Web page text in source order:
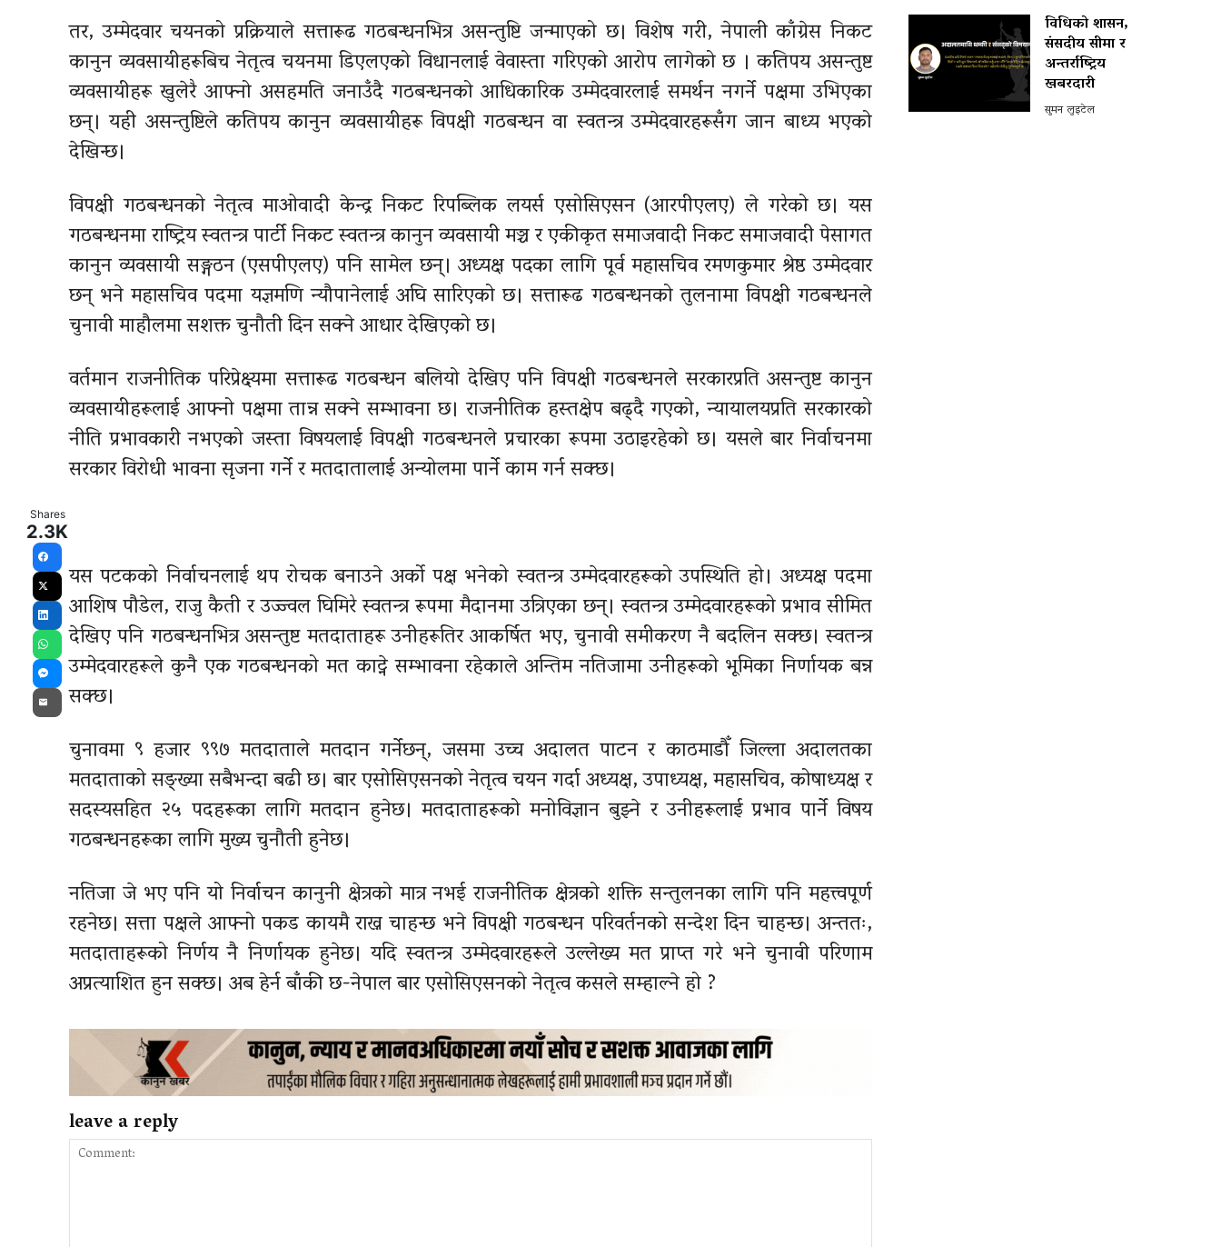
तर, उम्मेदवार चयनको प्रक्रियाले सत्तारूढ गठबन्धनभित्र असन्तुष्टि जन्माएको छ। विशेष गरी, नेपाली काँग्रेस निकट
कानुन व्यवसायीहरूबिच नेतृत्व चयनमा डिएलएको विधानलाई वेवास्ता गरिएको आरोप लागेको छ । कतिपय असन्तुष्ट
व्यवसायीहरू खुलेरै आफ्नो असहमति जनाउँदै गठबन्धनको आधिकारिक उम्मेदवारलाई समर्थन नगर्ने पक्षमा उभिएका
छन्। यही असन्तुष्टिले कतिपय कानुन व्यवसायीहरू विपक्षी गठबन्धन वा स्वतन्त्र उम्मेदवारहरूसँग जान बाध्य भएको
देखिन्छ।
विपक्षी गठबन्धनको नेतृत्व माओवादी केन्द्र निकट रिपब्लिक लयर्स एसोसिएसन (आरपीएलए) ले गरेको छ। यस
गठबन्धनमा राष्ट्रिय स्वतन्त्र पार्टी निकट स्वतन्त्र कानुन व्यवसायी मञ्च र एकीकृत समाजवादी निकट समाजवादी पेसागत
कानुन व्यवसायी सङ्गठन (एसपीएलए) पनि सामेल छन्। अध्यक्ष पदका लागि पूर्व महासचिव रमणकुमार श्रेष्ठ उम्मेदवार
छन् भने महासचिव पदमा यज्ञमणि न्यौपानेलाई अघि सारिएको छ। सत्तारूढ गठबन्धनको तुलनामा विपक्षी गठबन्धनले
चुनावी माहौलमा सशक्त चुनौती दिन सक्ने आधार देखिएको छ।
वर्तमान राजनीतिक परिप्रेक्ष्यमा सत्तारूढ गठबन्धन बलियो देखिए पनि विपक्षी गठबन्धनले सरकारप्रति असन्तुष्ट कानुन
व्यवसायीहरूलाई आफ्नो पक्षमा तान्न सक्ने सम्भावना छ। राजनीतिक हस्तक्षेप बढ्दै गएको, न्यायालयप्रति सरकारको
नीति प्रभावकारी नभएको जस्ता विषयलाई विपक्षी गठबन्धनले प्रचारका रूपमा उठाइरहेको छ। यसले बार निर्वाचनमा
सरकार विरोधी भावना सृजना गर्ने र मतदातालाई अन्योलमा पार्ने काम गर्न सक्छ।
यस पटकको निर्वाचनलाई थप रोचक बनाउने अर्को पक्ष भनेको स्वतन्त्र उम्मेदवारहरूको उपस्थिति हो। अध्यक्ष पदमा
आशिष पौडेल, राजु कैती र उज्ज्वल घिमिरे स्वतन्त्र रूपमा मैदानमा उत्रिएका छन्। स्वतन्त्र उम्मेदवारहरूको प्रभाव सीमित
देखिए पनि गठबन्धनभित्र असन्तुष्ट मतदाताहरू उनीहरूतिर आकर्षित भए, चुनावी समीकरण नै बदलिन सक्छ। स्वतन्त्र
उम्मेदवारहरूले कुनै एक गठबन्धनको मत काट्ने सम्भावना रहेकाले अन्तिम नतिजामा उनीहरूको भूमिका निर्णायक बन्न
सक्छ।
चुनावमा ९ हजार ९९७ मतदाताले मतदान गर्नेछन्, जसमा उच्च अदालत पाटन र काठमाडौँ जिल्ला अदालतका
मतदाताको सङ्ख्या सबैभन्दा बढी छ। बार एसोसिएसनको नेतृत्व चयन गर्दा अध्यक्ष, उपाध्यक्ष, महासचिव, कोषाध्यक्ष र
सदस्यसहित २५ पदहरूका लागि मतदान हुनेछ। मतदाताहरूको मनोविज्ञान बुझ्ने र उनीहरूलाई प्रभाव पार्ने विषय
गठबन्धनहरूका लागि मुख्य चुनौती हुनेछ।
नतिजा जे भए पनि यो निर्वाचन कानुनी क्षेत्रको मात्र नभई राजनीतिक क्षेत्रको शक्ति सन्तुलनका लागि पनि महत्त्वपूर्ण
रहनेछ। सत्ता पक्षले आफ्नो पकड कायमै राख्न चाहन्छ भने विपक्षी गठबन्धन परिवर्तनको सन्देश दिन चाहन्छ। अन्ततः,
मतदाताहरूको निर्णय नै निर्णायक हुनेछ। यदि स्वतन्त्र उम्मेदवारहरूले उल्लेख्य मत प्राप्त गरे भने चुनावी परिणाम
अप्रत्याशित हुन सक्छ। अब हेर्न बाँकी छ-नेपाल बार एसोसिएसनको नेतृत्व कसले सम्हाल्ने हो ?
leave a reply
विधिको शासन,
संसदीय सीमा र
अन्तर्राष्ट्रिय
खबरदारी
सुमन लुइटेल
Shares
2.3K
Facebook
X
LinkedIn
WhatsApp
Messenger
Email